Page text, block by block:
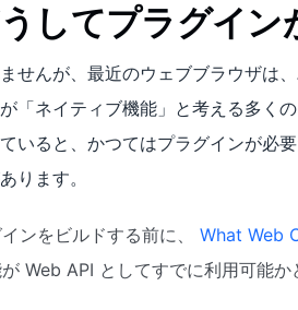
してプラグイン
せんが、最近のウェブブラウザは
「ネイティブ機能」と考える多く
いると、かつてはプラグインが必
ります。
ンをビルドする前に、 What Web
Web API としてすでに利用可能か